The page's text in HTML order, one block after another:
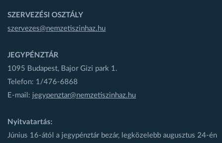
SZERVEZÉSI OSZTÁLY
szervezes@nemzetiszinhaz.hu
JEGYPÉNZTÁR
1095 Budapest, Bajor Gizi park 1.
Telefon: 1/476-6868
E-mail: jegypenztar@nemzetiszinhaz.hu
Nyitvatartás:
Június 16-ától a jegypénztár bezár, legközelebb augusztus 24-én